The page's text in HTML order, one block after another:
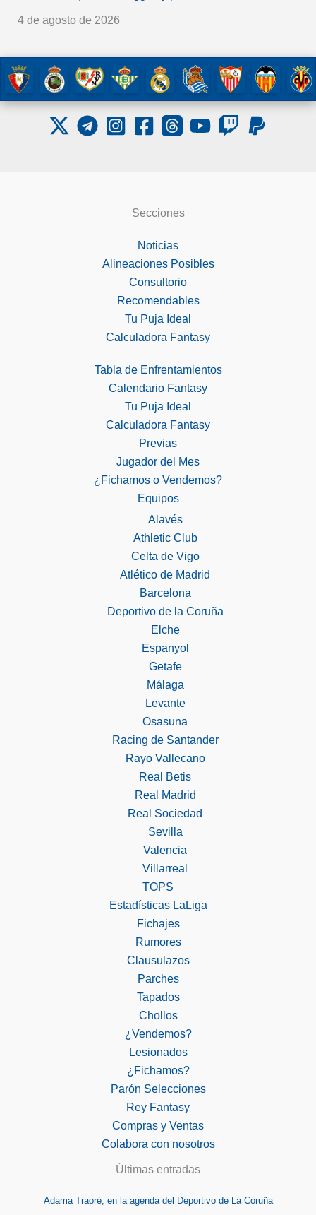
4 de agosto de 2026
Secciones
Noticias
Alineaciones Posibles
Consultorio
Recomendables
Tu Puja Ideal
Calculadora Fantasy
Tabla de Enfrentamientos
Calendario Fantasy
Tu Puja Ideal
Calculadora Fantasy
Previas
Jugador del Mes
¿Fichamos o Vendemos?
Equipos
Alavés
Athletic Club
Celta de Vigo
Atlético de Madrid
Barcelona
Deportivo de la Coruña
Elche
Espanyol
Getafe
Málaga
Levante
Osasuna
Racing de Santander
Rayo Vallecano
Real Betis
Real Madrid
Real Sociedad
Sevilla
Valencia
Villarreal
TOPS
Estadísticas LaLiga
Fichajes
Rumores
Clausulazos
Parches
Tapados
Chollos
¿Vendemos?
Lesionados
¿Fichamos?
Parón Selecciones
Rey Fantasy
Compras y Ventas
Colabora con nosotros
Últimas entradas
Adama Traoré, en la agenda del Deportivo de La Coruña